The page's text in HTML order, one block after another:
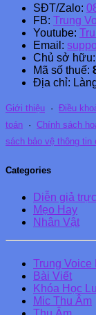
SĐT/Zalo:
FB: Trung
Youtube:
Email:
Chủ sở hữu:
Mã số thuế:
Địa chỉ:
Giới thiệu · Điều
toán · Chính sách
sách bảo vệ thông tin
Categories
Diễn giả
Mẹo Hay
Nhân Vật
Trung Voice
Bài Viết
Khóa Học
Mic Thu Âm